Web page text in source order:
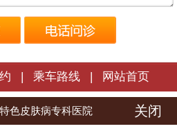
乘车路线 网站首页
病医院 | 版权所有
色皮肤病专科医院 关闭